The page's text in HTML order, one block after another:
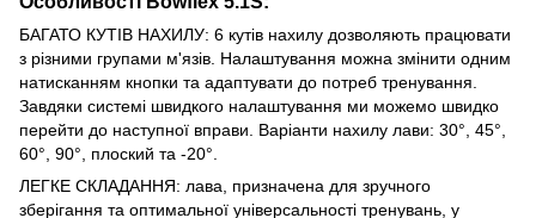
БАГАТО КУТІВ НАХИЛУ: 6 кутів нахилу дозволяють працювати
з різними групами м'язів. Налаштування можна змінити одним
натисканням кнопки та адаптувати до потреб тренування.
Завдяки системі швидкого налаштування ми можемо швидко
перейти до наступної вправи. Варіанти нахилу лави: 30°, 45°,
60°, 90°, плоский та -20°.
ЛЕГКЕ СКЛАДАННЯ: лава, призначена для зручного
зберігання та оптимальної універсальності тренувань, у